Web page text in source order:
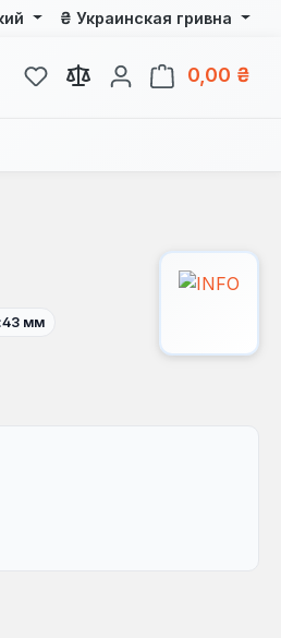
₴ Украинская гривна
У вас есть товары из
0,00 ₴
43 мм